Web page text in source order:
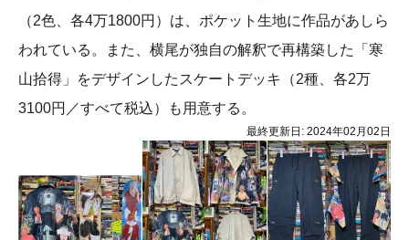
（2色、各4万1800円）は、ポケット生地に作品があしら
われている。また、横尾が独自の解釈で再構築した「寒
山拾得」をデザインしたスケートデッキ（2種、各2万
3100円／すべて税込）も用意する。
最終更新日: 2024年02月02日